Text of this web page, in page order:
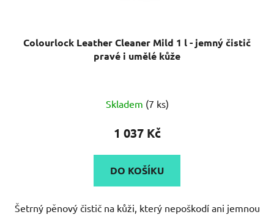
Colourlock Leather Cleaner Mild 1 l - jemný čistič
pravé i umělé kůže
hodnocení
produktu
5,0
z
hvězdiček.
Skladem (7 ks)
1 037 Kč
DO KOŠÍKU
Šetrný pěnový čistič na kůži, který nepoškodí ani jemnou